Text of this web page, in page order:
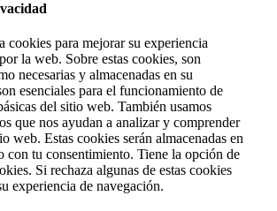
cookies para mejorar su experiencia
la web. Sobre estas cookies, son
necesarias y almacenadas en su
esenciales para el funcionamiento de
del sitio web. También usamos
que nos ayudan a analizar y comprender
web. Estas cookies serán almacenadas en
con tu consentimiento. Tiene la opción de
Si rechaza algunas de estas cookies
experiencia de navegación.